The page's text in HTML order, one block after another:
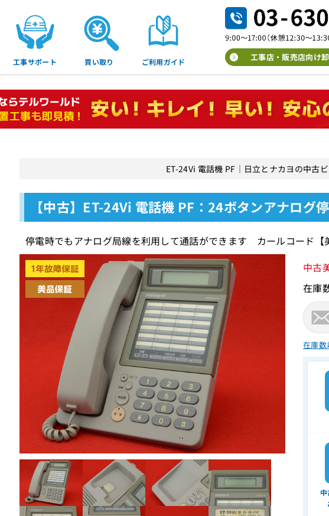
工事サポート 買い取り ご利用ガイド 工事店・販売店向け
ET-24Vi 電話機 PF｜日立とナカヨの中古
【中古】ET-24Vi 電話機 PF：24ボタンアナログ
停電時でもアナログ局線を利用して通話ができます カールコード【
中古
在庫
在庫数